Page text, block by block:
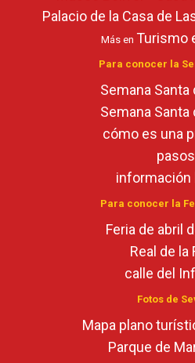
Palacio de la Casa de
Más en Turismo
Para conocer la
Semana Santa
Semana Santa
cómo es una
pasos
información
Para conocer la
Feria de abril
Real de la
calle del
Fotos de
Mapa plano
Parque de